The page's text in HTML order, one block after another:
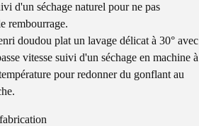
d'un séchage naturel pour ne pas
rembourrage.
doudou plat un lavage délicat à 30° avec
vitesse suivi d'un séchage en machine à
pour redonner du gonflant au